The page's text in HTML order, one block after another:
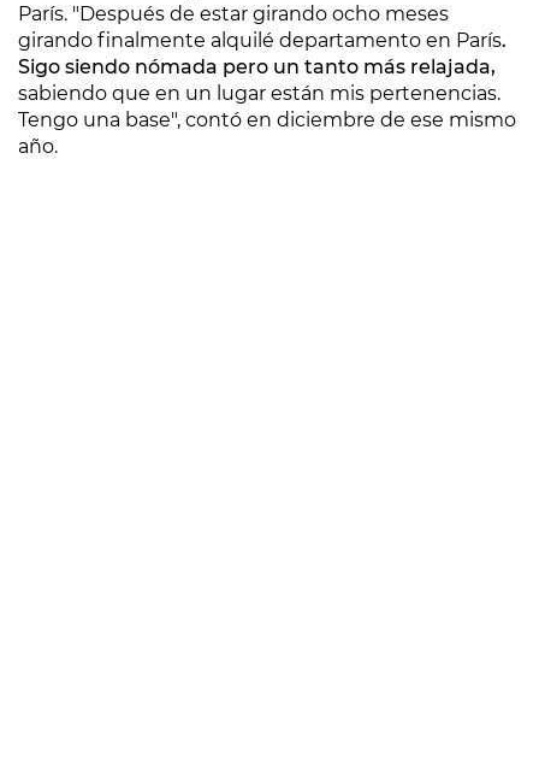
París. "Después de estar girando ocho meses
girando finalmente alquilé departamento en París.
Sigo siendo nómada pero un tanto más relajada,
sabiendo que en un lugar están mis pertenencias.
Tengo una base", contó en diciembre de ese mismo
año.